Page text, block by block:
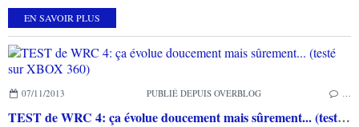
EN SAVOIR PLUS
07/11/2013 PUBLIÉ DEPUIS OVERBLOG …
TEST de WRC 4: ça évolue doucement mais sûrement... (testé sur XBOX 360)